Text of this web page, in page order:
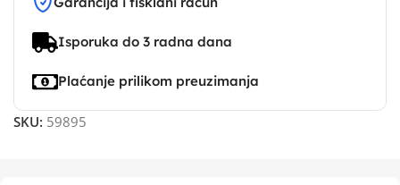
Isporuka do 3 radna dana
Plaćanje prilikom preuzimanja
SKU: 59895